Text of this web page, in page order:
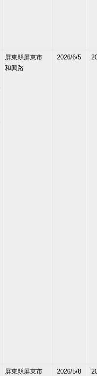
屏東縣屏東市
和興路
2026/6/5
屏東縣屏東市
2026/5/8